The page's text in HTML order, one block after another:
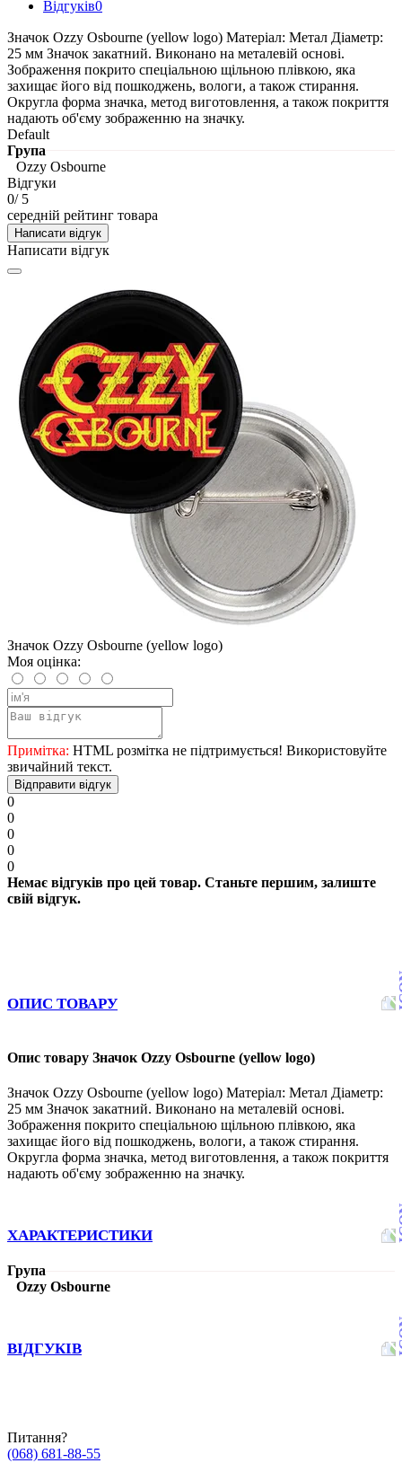
Відгуків0
Значок Ozzy Osbourne (yellow logo) Матеріал: Метал Діаметр:
25 мм Значок закатний. Виконано на металевій основі.
Зображення покрито спеціальною щільною плівкою, яка
захищає його від пошкоджень, вологи, а також стирання.
Округла форма значка, метод виготовлення, а також покриття
надають об'єму зображенню на значку.
Default
Група
Ozzy Osbourne
Відгуки
0/ 5
середній рейтинг товара
Написати відгук
Написати відгук
Значок Ozzy Osbourne (yellow logo)
Моя оцінка:
Примітка: HTML розмітка не підтримується! Використовуйте
звичайний текст.
Відправити відгук
0
0
0
0
0
Немає відгуків про цей товар. Станьте першим, залиште
свій відгук.
ОПИС ТОВАРУ
Опис товару Значок Ozzy Osbourne (yellow logo)
Значок Ozzy Osbourne (yellow logo) Матеріал: Метал Діаметр:
25 мм Значок закатний. Виконано на металевій основі.
Зображення покрито спеціальною щільною плівкою, яка
захищає його від пошкоджень, вологи, а також стирання.
Округла форма значка, метод виготовлення, а також покриття
надають об'єму зображенню на значку.
ХАРАКТЕРИСТИКИ
Група
Ozzy Osbourne
ВІДГУКІВ
Питання?
(068) 681-88-55